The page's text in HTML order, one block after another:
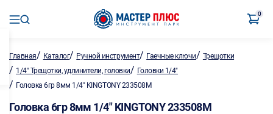
0
Главная/ Каталог/ Ручной инструмент/ Гаечные ключи/ Трещотки
/ 1/4" Трещотки, удлинители, головки/ Головки 1/4"
/ Головка 6гр 8мм 1/4" KINGTONY 233508M
Головка 6гр 8мм 1/4" KINGTONY 233508M